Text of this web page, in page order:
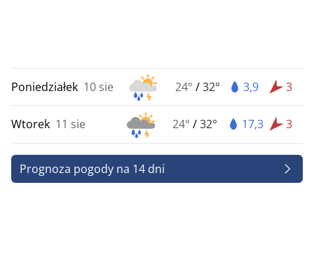
Poniedziałek 10 sie 24° /32° 3,9 3
Wtorek 11 sie 24° /32° 17,3 3
Prognoza pogody na 14 dni